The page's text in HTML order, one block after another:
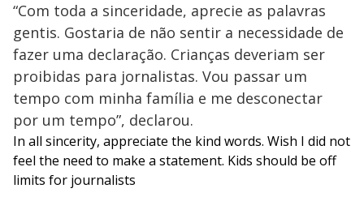
“Com toda a sinceridade, aprecie as palavras
gentis. Gostaria de não sentir a necessidade de
fazer uma declaração. Crianças deveriam ser
proibidas para jornalistas. Vou passar um
tempo com minha família e me desconectar
por um tempo”, declarou.
In all sincerity, appreciate the kind words. Wish I did not
feel the need to make a statement. Kids should be off
limits for journalists